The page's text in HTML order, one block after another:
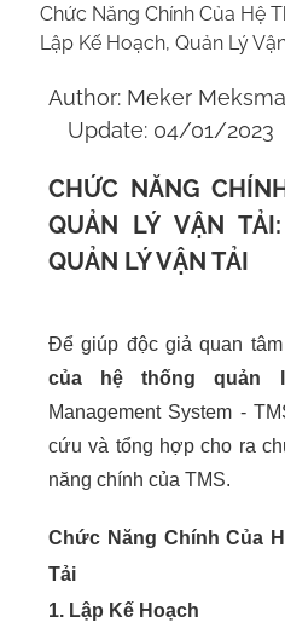
Chức Năng Chính Của Hệ
Lập Kế Hoạch, Quản Lý
Author: Meker
Update: 04/01/2023
CHỨC NĂNG
QUẢN LÝ VẬN
QUẢN LÝ VẬN TẢI
Để giúp độc giả quan
của hệ thống quản
Management System -
cứu và tổng hợp cho ra
năng chính của TMS.
Chức Năng Chính Của
Tải
1. Lập Kế Hoạch
GỬI